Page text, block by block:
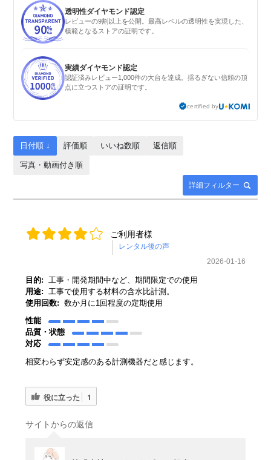
透明性ダイヤモンド認定
レビューの9割以上を公開。最高レベルの透明性を実現した、
模範となるストアの証明です。
実績ダイヤモンド認定
認証済みレビュー1,000件の大台を達成。揺るぎない信頼の頂
点に立つストアの証明です。
certified by
詳細フィルター
日付順 ↓ 評価順 いいね数順 返信順
写真・動画付き順
ご利用者様
2026-01-16
目的:
工事・開発期間中など、期間限定での使用
用途:
工事で使用する材料の含水比計測。
使用回数: 数か月に1回程度の定期使用
性能
品質・状態
対応
相変わらず安定感のある計測機器だと感じます。
役に立った 1
サイトからの返信